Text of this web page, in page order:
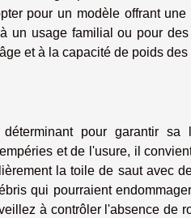
pour un modèle offrant
un usage familial ou pour
et à la capacité de poids
pour garantir sa
et de l'usure, il
la toile de saut avec
qui pourraient
à contrôler l'absence de